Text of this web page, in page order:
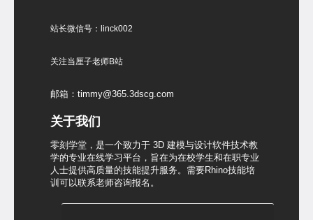
站长微信号：linck002
关注当厘子老师B站
邮箱：timmy@365.3dscg.com
关于我们
零刻学堂，是一个致力于 3D 建模与设计软件技术教
学的专业在线学习平台，旨在为在校学生和在职专业
人士提供高质量的技能提升服务。需要Rhino技能培
训可以联系老师咨询报名。